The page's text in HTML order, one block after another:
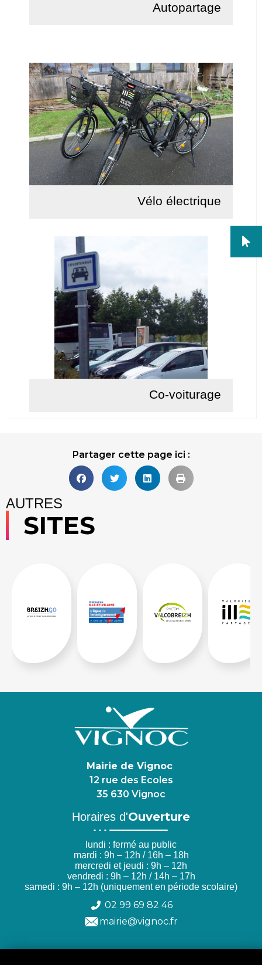
Autopartage
Vélo électrique
Co-voiturage
Partager cette page ici :
AUTRES
SITES
Mairie de Vignoc
12 rue des Ecoles
35 630 Vignoc
Horaires d'Ouverture
lundi : fermé au public
mardi : 9h – 12h / 16h – 18h
mercredi et jeudi : 9h – 12h
vendredi : 9h – 12h / 14h – 17h
samedi : 9h – 12h (uniquement en période scolaire)
02 99 69 82 46
mairie@vignoc.fr